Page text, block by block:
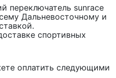
переключатель sunrace
Дальневосточному и
спортивных
оплатить следующими